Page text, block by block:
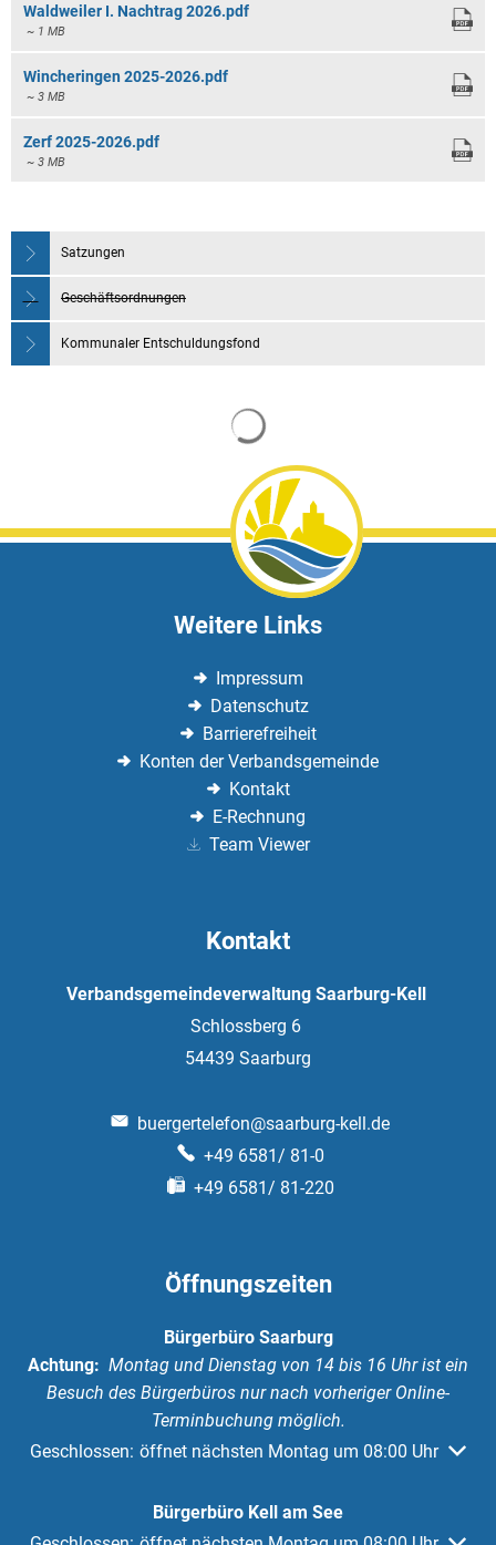
Waldweiler I. Nachtrag 2026.pdf
~ 1 MB
Wincheringen 2025-2026.pdf
~ 3 MB
Zerf 2025-2026.pdf
~ 3 MB
Satzungen
Geschäftsordnungen
Kommunaler Entschuldungsfond
Weitere Links
Impressum
Datenschutz
Barrierefreiheit
Konten der Verbandsgemeinde
Kontakt
E-Rechnung
Team Viewer
Kontakt
Verbandsgemeindeverwaltung Saarburg-Kell
Schlossberg 6
54439 Saarburg
buergertelefon@saarburg-kell.de
+49 6581/ 81-0
+49 6581/ 81-220
Öffnungszeiten
Bürgerbüro Saarburg
Achtung: Montag und Dienstag von 14 bis 16 Uhr ist ein
Besuch des Bürgerbüros nur nach vorheriger Online-
Terminbuchung möglich.
Klicken, um weitere Öffnungs- oder Schließzeiten
Geschlossen: öffnet nächsten Montag um 08:00 Uhr
Bürgerbüro Kell am See